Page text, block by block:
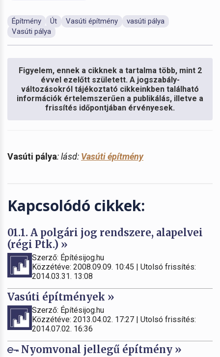
Építmény Út Vasúti építmény
vasúti pálya
Vasúti pálya
Figyelem, ennek a cikknek a tartalma több, mint 2
évvel ezelőtt született. A jogszabály-
változásokról tájékoztató cikkeinkben található
információk értelemszerűen a publikálás, illetve a
frissítés időpontjában érvényesek.
Vasúti pálya: lásd: Vasúti építmény
Kapcsolódó cikkek:
01.1. A polgári jog rendszere, alapelvei
(régi Ptk.) »
Szerző: Építésijog.hu
Közzétéve: 2008.09.09. 10:45 | Utolsó frissítés:
2014.03.31. 13:08
Vasúti építmények »
Szerző: Építésijog.hu
Közzétéve: 2013.04.02. 17:27 | Utolsó frissítés:
2014.07.02. 16:36
Nyomvonal jellegű építmény »